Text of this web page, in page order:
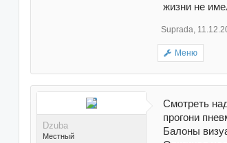
жизни не
Suprada
Меню
Dzuba
Местный
Смотреть
прогони
Балоны